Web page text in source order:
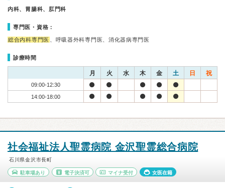
内科、胃腸科、肛門科
専門医・資格：
総合内科専門医 、呼吸器外科専門医、消化器病専門医
診療時間
月 火 水 木 金 土 日 祝
09:00-12:30
14:00-18:00
社会福祉法人聖霊病院 金沢聖霊総合病院
石川県金沢市長町
駐車場あり 電子決済可 マイナ受付 女医在籍